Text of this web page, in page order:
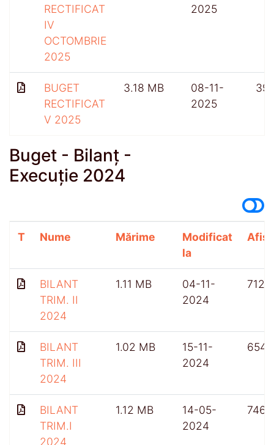
RECTIFICAT
IV
OCTOMBRIE
2025
2025
BUGET
RECTIFICAT
V 2025
3.18 MB
08-11-
2025
Buget - Bilanț -
Execuție 2024
T Nume Mărime
Modificat
la
BILANT
TRIM. II
2024
1.11 MB
04-11-
2024
712
BILANT
TRIM. III
2024
1.02 MB
15-11-
2024
654
BILANT
TRIM.I
2024
1.12 MB
14-05-
2024
746